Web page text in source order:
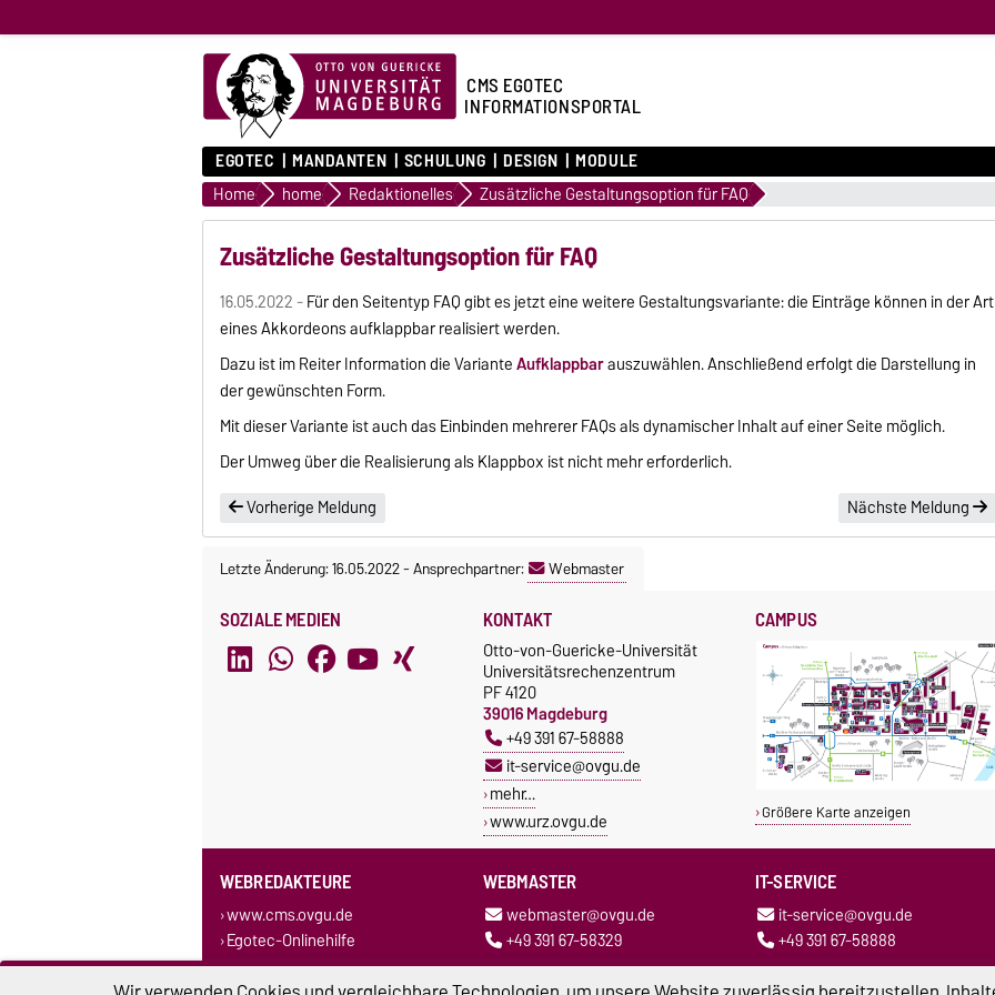
CMS EGOTEC
INFORMATIONSPORTAL
EGOTEC MANDANTEN SCHULUNG DESIGN MODULE
Home home Redaktionelles Zusätzliche Gestaltungsoption für FAQ
Zusätzliche Gestaltungsoption für FAQ
16.05.2022 -Für den Seitentyp FAQ gibt es jetzt eine weitere Gestaltungsvariante: die Einträge können in der Art
eines Akkordeons aufklappbar realisiert werden.
Dazu ist im Reiter Information die VarianteAufklappbarauszuwählen. Anschließend erfolgt die Darstellung in
der gewünschten Form.
Mit dieser Variante ist auch das Einbinden mehrerer FAQs als dynamischer Inhalt auf einer Seite möglich.
Der Umweg über die Realisierung als Klappbox ist nicht mehr erforderlich.
Vorherige Meldung
Nächste Meldung
Letzte Änderung: 16.05.2022-Ansprechpartner: Webmaster
SOZIALE MEDIEN KONTAKT
Otto-von-Guericke-Universität
Universitätsrechenzentrum
PF 4120
39016 Magdeburg
+49 391 67-58888
it-service@ovgu.de
mehr…
www.urz.ovgu.de
CAMPUS
Größere Karte anzeigen
WEBREDAKTEURE
www.cms.ovgu.de
Egotec-Onlinehilfe
WEBMASTER
webmaster@ovgu.de
+49 391 67-58329
IT-SERVICE
it-service@ovgu.de
+49 391 67-58888